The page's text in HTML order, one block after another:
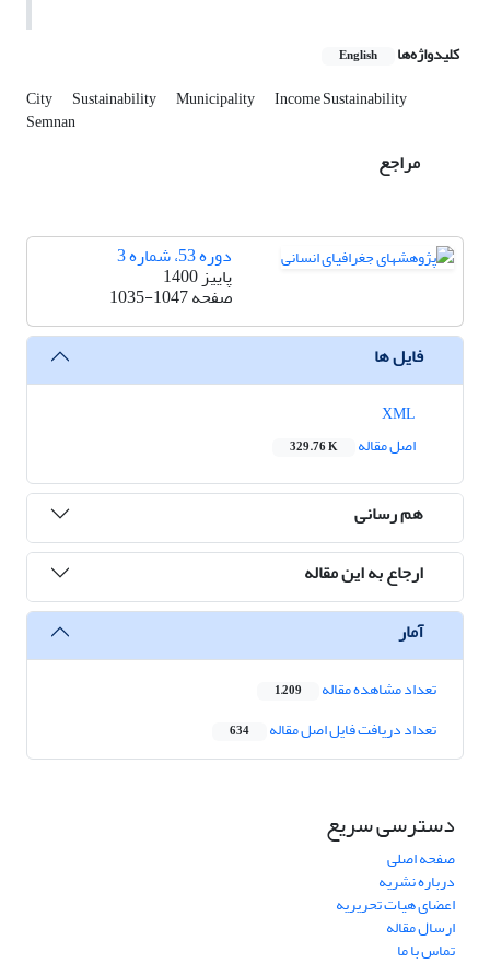
کلیدواژه‌ها English
City Sustainability Municipality Income Sustainability
Semnan
مراجع
دوره 53، شماره 3
پاییز 1400
صفحه1035-1047
فایل ها
اصل مقاله
329.76 K
هم رسانی
ارجاع به این مقاله
آمار
تعداد مشاهده مقاله 1,209
تعداد دریافت فایل اصل مقاله 634
دسترسی سریع
صفحه اصلی
درباره نشریه
اعضای هیات تحریریه
ارسال مقاله
تماس با ما